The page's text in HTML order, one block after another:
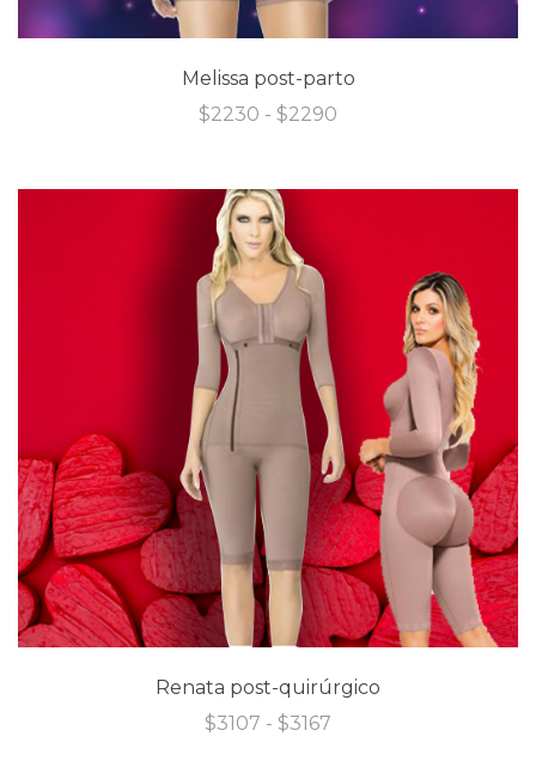
Melissa post-parto
$2230 - $2290
desde
Renata post-quirúrgico
$3107 - $3167